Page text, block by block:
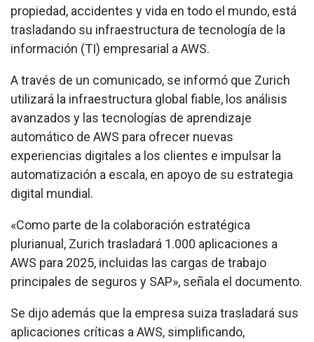
propiedad, accidentes y vida en todo el mundo, está
trasladando su infraestructura de tecnología de la
información (TI) empresarial a AWS.
A través de un comunicado, se informó que Zurich
utilizará la infraestructura global fiable, los análisis
avanzados y las tecnologías de aprendizaje
automático de AWS para ofrecer nuevas
experiencias digitales a los clientes e impulsar la
automatización a escala, en apoyo de su estrategia
digital mundial.
«Como parte de la colaboración estratégica
plurianual, Zurich trasladará 1.000 aplicaciones a
AWS para 2025, incluidas las cargas de trabajo
principales de seguros y SAP», señala el documento.
Se dijo además que la empresa suiza trasladará sus
aplicaciones críticas a AWS, simplificando,